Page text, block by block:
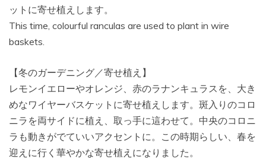
ットに寄せ植えします。
This time, colourful ranculas are used to plant in wire
baskets.
【冬のガーデニング／寄せ植え】
レモンイエローやオレンジ、赤のラナンキュラスを、大き
めなワイヤーバスケットに寄せ植えします。斑入りのコロ
ニラを両サイドに植え、取っ手に這わせて。中央のコロニ
ラも動きがでていいアクセントに。この時期らしい、春を
迎えに行く華やかな寄せ植えになりました。